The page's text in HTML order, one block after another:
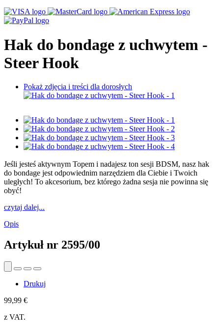
Hak do bondage z uchwytem -
Steer Hook
Pokaż zdjęcia i treści dla dorosłych
Jeśli jesteś aktywnym Topem i nadajesz ton sesji BDSM, nasz hak
do bondage jest odpowiednim narzędziem dla Ciebie i Twoich
uległych! To akcesorium, bez którego żadna sesja nie powinna się
obyć!
czytaj dalej...
Opis
Artykuł nr 2595/00
Drukuj
99,99 €
z VAT.